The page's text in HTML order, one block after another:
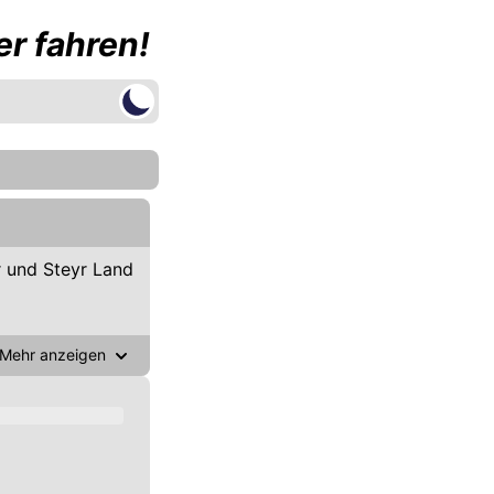
fahren!
Steyr Land
Mehr anzeigen